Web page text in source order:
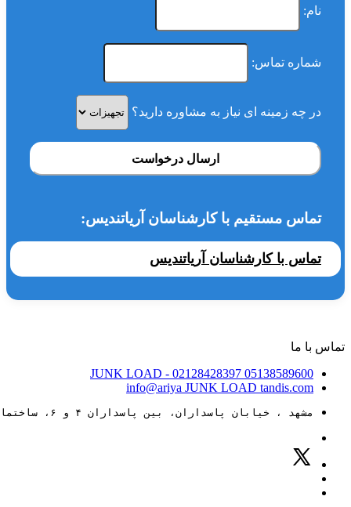
نام:
شماره تماس:
در چه زمینه ای نیاز به مشاوره دارید؟
ارسال درخواست
تماس مستقیم با کارشناسان آریاتندیس:
تماس با کارشناسان آریاتندیس
تماس با ما
05138589600
JUNK LOAD - 02128428397
info@ariya JUNK LOAD tandis.com
مشهد ، خیابان پاسداران، بین پاسداران ۴ و ۶، ساختمان ۸۸